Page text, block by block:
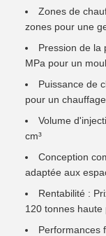
Zones de
zones pour une
Pression de la
MPa pour un
Puissance de
pour un
Volume
cm³
Conception
adaptée aux
Rentabilité :
120 tonnes haute
Performances